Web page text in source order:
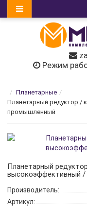
Режим
Планетарные
Планетарный редуктор /
промышленный
Планетарный
высокоэффективный
Производитель:
Артикул: